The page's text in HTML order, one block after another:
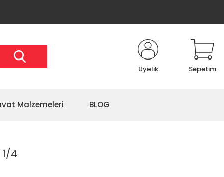
Üyelik Sepetim
Malzemeleri BLOG
4